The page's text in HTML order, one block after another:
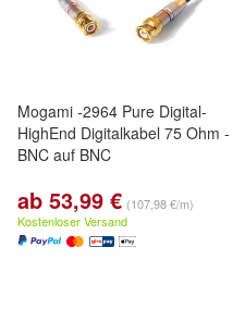
Mogami -2964 Pure Digital-
HighEnd Digitalkabel 75 Ohm -
BNC auf BNC
ab 53,99 € (107,98 €/m)
Kostenloser Versand